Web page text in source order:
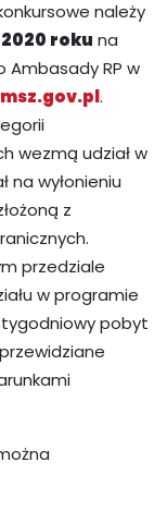
należy
roku na
Ambasady RP w
.
wezmą udział w
na wyłonieniu
z
przedziale
w programie
tygodniowy pobyt